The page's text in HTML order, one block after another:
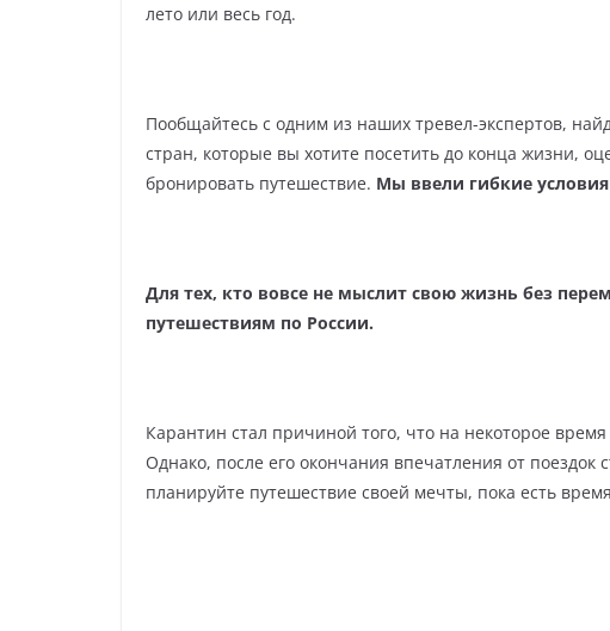
лето или весь год.
Пообщайтесь с одним из наших тревел-экспертов,
стран, которые вы хотите посетить до конца жизни,
бронировать путешествие. Мы ввели гибкие
Для тех, кто вовсе не мыслит свою жизнь без
путешествиям по России.
Карантин стал причиной того, что на некоторое
Однако, после его окончания впечатления от поездок
планируйте путешествие своей мечты, пока есть